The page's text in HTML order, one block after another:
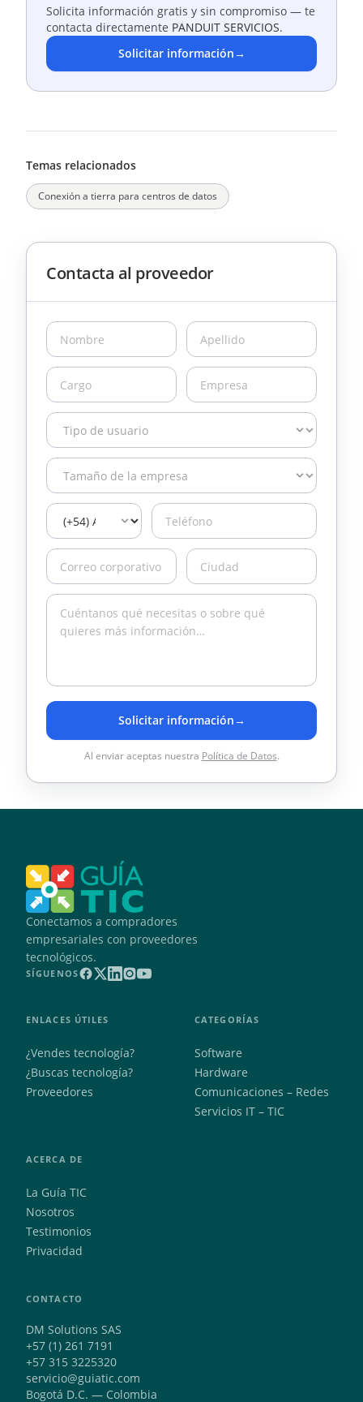
Solicita información gratis y sin compromiso — te
contacta directamente PANDUIT SERVICIOS.
Solicitar información→
Temas relacionados
Conexión a tierra para centros de datos
Contacta al proveedor
Solicitar información→
Al enviar aceptas nuestra Política de Datos.
Conectamos a compradores
empresariales con proveedores
tecnológicos.
SÍGUENOS
ENLACES ÚTILES
¿Vendes tecnología?
¿Buscas tecnología?
Proveedores
CATEGORÍAS
Software
Hardware
Comunicaciones – Redes
Servicios IT – TIC
ACERCA DE
La Guía TIC
Nosotros
Testimonios
Privacidad
CONTACTO
DM Solutions SAS
+57 (1) 261 7191
+57 315 3225320
servicio@guiatic.com
Bogotá D.C. — Colombia